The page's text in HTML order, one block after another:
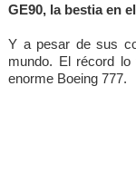
GE90, la bestia en
Y a pesar de sus
mundo. El récord
enorme Boeing 777.